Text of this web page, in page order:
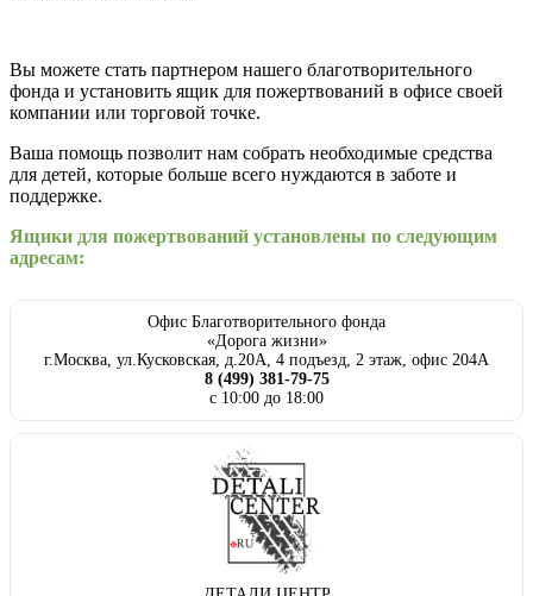
Вы можете стать партнером нашего благотворительного
фонда и установить ящик для пожертвований в офисе своей
компании или торговой точке.
Ваша помощь позволит нам собрать необходимые средства
для детей, которые больше всего нуждаются в заботе и
поддержке.
Ящики для пожертвований установлены по следующим
адресам:
Офис Благотворительного фонда
«Дорога жизни»
г.Москва, ул.Кусковская, д.20А, 4 подъезд, 2 этаж, офис 204А
8 (499) 381-79-75
с 10:00 до 18:00